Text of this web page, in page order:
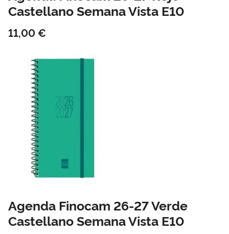
Castellano Semana Vista E10
11,00 €
Agenda Finocam 26-27 Verde
Castellano Semana Vista E10